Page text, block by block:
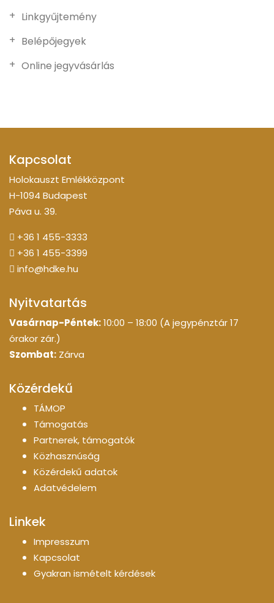
Linkgyűjtemény
Belépőjegyek
Online jegyvásárlás
Kapcsolat
Holokauszt Emlékközpont
H-1094 Budapest
Páva u. 39.
+36 1 455-3333
+36 1 455-3399
info@hdke.hu
Nyitvatartás
Vasárnap-Péntek:10:00 – 18:00 (A jegypénztár 17
órakor zár.)
Szombat: Zárva
Közérdekű
TÁMOP
Támogatás
Partnerek, támogatók
Közhasznúság
Közérdekű adatok
Adatvédelem
Linkek
Impresszum
Kapcsolat
Gyakran ismételt kérdések